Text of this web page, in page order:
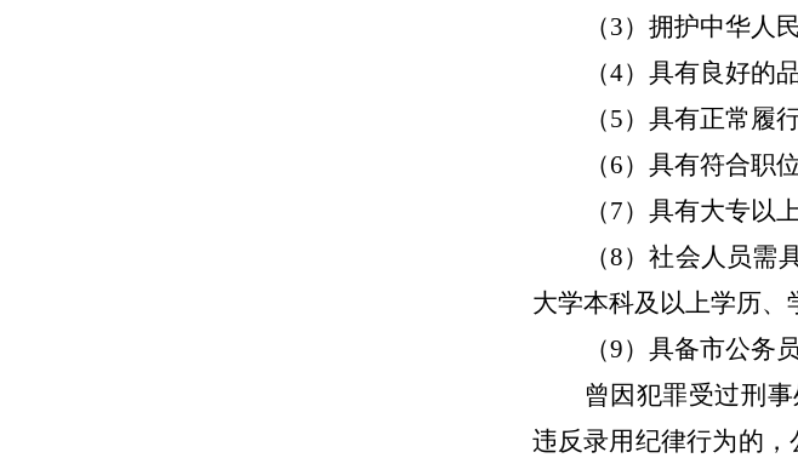
（3）拥护中华人
（4）具有良好的
（5）具有正常履
（6）具有符合职
（7）具有大专以
（8）社会人员需
大学本科及以上学历、
（9）具备市公务
曾因犯罪受过刑
违反录用纪律行为的